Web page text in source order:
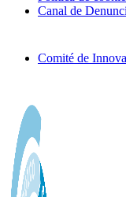
Canal de
Comité de